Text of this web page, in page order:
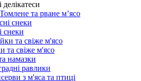
Томлене та рване м’ясо
снеки
та свіже м'ясо
намазки
равлики